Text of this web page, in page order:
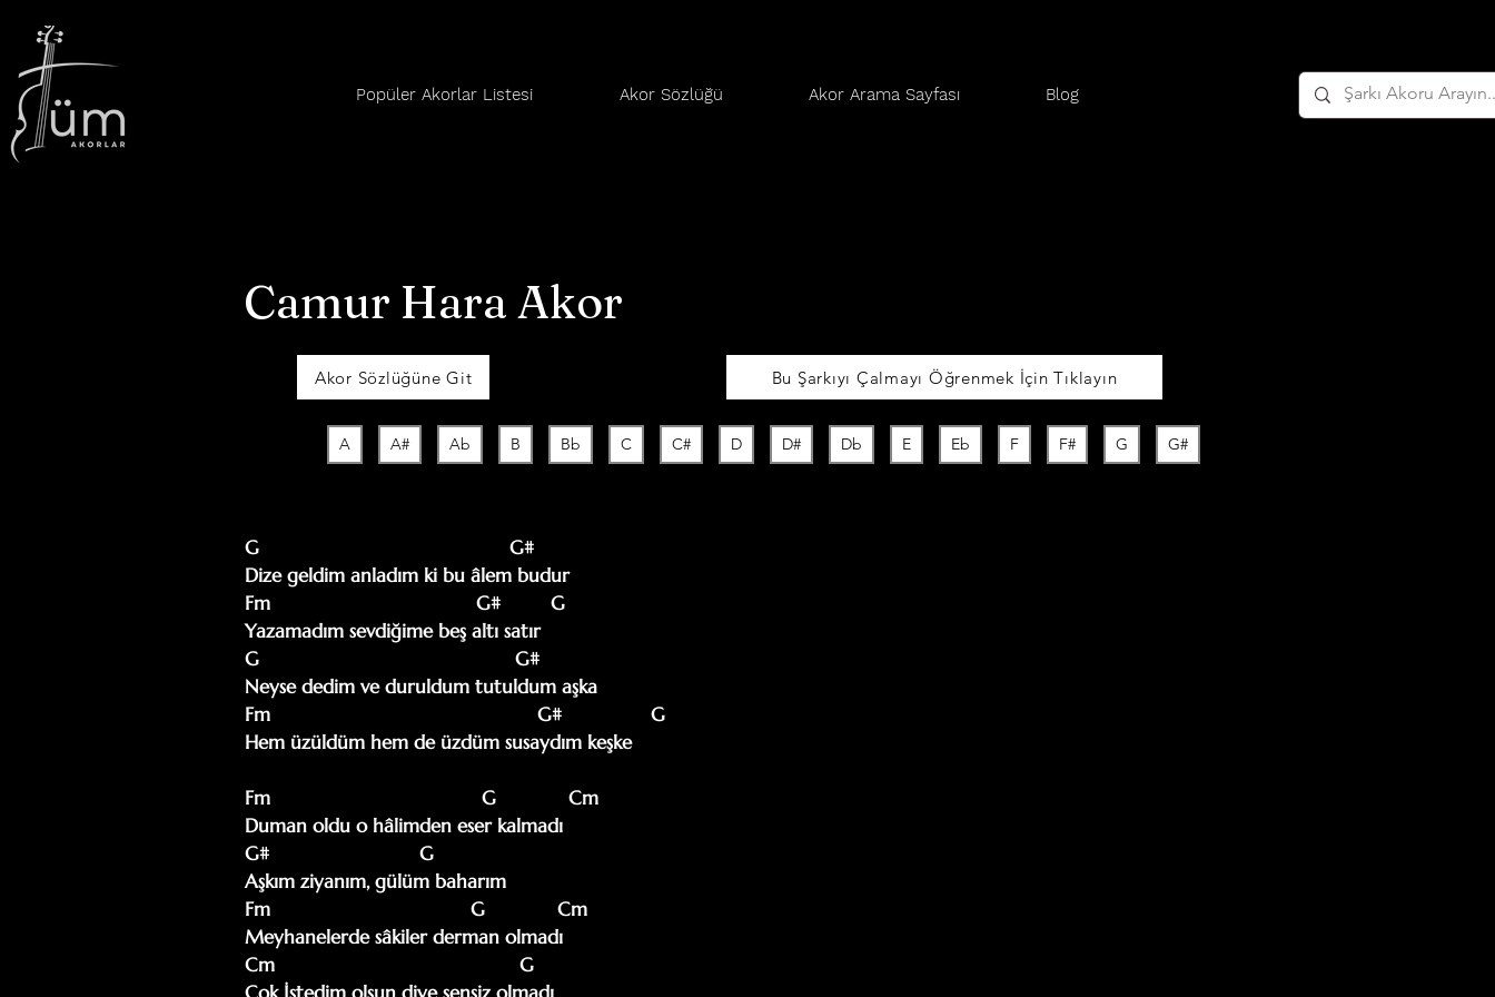
Popüler Akorlar Listesi Akor Sözlüğü Akor Arama Sayfası Blog
Camur Hara Akor
Akor Sözlüğüne Git Bu Şarkıyı Çalmayı Öğrenmek İçin Tıklayın
A A# Ab B Bb C C# D D# Db E Eb F F# G G#
G                                             G#
Dize geldim anladım ki bu âlem budur
Fm                                     G#         G
Yazamadım sevdiğime beş altı satır
G                                              G#
Neyse dedim ve duruldum tutuldum aşka
Fm                                                G#                G
Hem üzüldüm hem de üzdüm susaydım keşke
Fm                                      G             Cm
Duman oldu o hâlimden eser kalmadı
G#                           G
Aşkım ziyanım, gülüm baharım
Fm                                    G             Cm
Meyhanelerde sâkiler derman olmadı
Cm                                            G